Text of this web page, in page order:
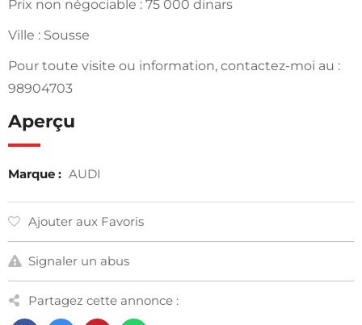
Prix non négociable : 75 000 dinars
Ville : Sousse
Pour toute visite ou information, contactez-moi au :
98904703
Aperçu
Marque : AUDI
Ajouter aux Favoris
Signaler un abus
Partagez cette annonce :